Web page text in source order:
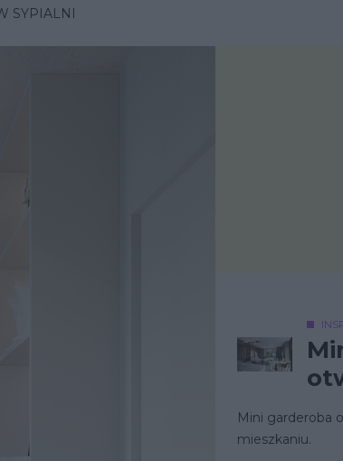
SYPIALNI
Mini garderoba
mieszkaniu.